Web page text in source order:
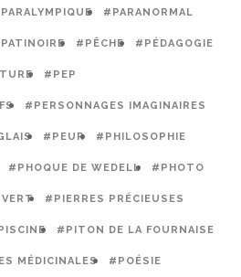
#PARANORMAL
#PÊCHE #PÉDAGOGIE
#PEP
#PERSONNAGES IMAGINAIRES
#PEUR #PHILOSOPHIE
#PHOQUE DE WEDELL #PHOTO
#PIERRES PRÉCIEUSES
#PITON DE LA FOURNAISE
MÉDICINALES #POÉSIE